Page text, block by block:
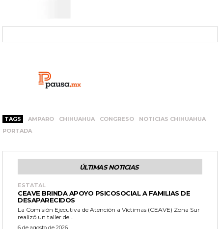
TAGS AMPARO CHIHUAHUA CONGRESO
NOTICIAS CHIHUAHUA
PORTADA
ÚLTIMAS NOTICIAS
ESTATAL
CEAVE BRINDA APOYO PSICOSOCIAL A FAMILIAS DE
DESAPARECIDOS
La Comisión Ejecutiva de Atención a Víctimas (CEAVE) Zona Sur
realizó un taller de...
6 de agosto de 2026